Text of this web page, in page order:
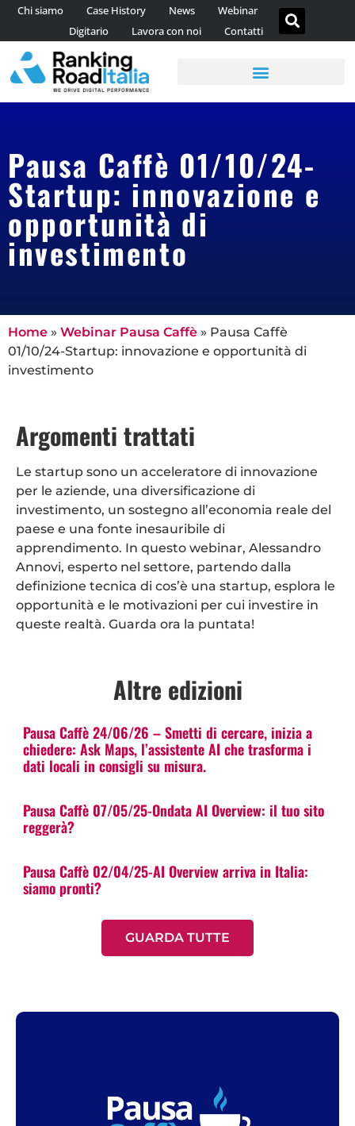
Chi siamo Case History News
Webinar
Digitario
Lavora con noi Contatti
Pausa Caffè 01/10/24-
Startup: innovazione e
opportunità di
investimento
Home » Webinar Pausa Caffè » Pausa Caffè
01/10/24-Startup: innovazione e opportunità di
investimento
Argomenti trattati
Le startup sono un acceleratore di innovazione
per le aziende, una diversificazione di
investimento, un sostegno all’economia reale del
paese e una fonte inesauribile di
apprendimento. In questo webinar, Alessandro
Annovi, esperto nel settore, partendo dalla
definizione tecnica di cos’è una startup, esplora le
opportunità e le motivazioni per cui investire in
queste realtà. Guarda ora la puntata!
Altre edizioni
Pausa Caffè 24/06/26 – Smetti di cercare, inizia a
chiedere: Ask Maps, l’assistente AI che trasforma i
dati locali in consigli su misura.
Pausa Caffè 07/05/25-Ondata AI Overview: il tuo sito
reggerà?
Pausa Caffè 02/04/25-AI Overview arriva in Italia:
siamo pronti?
GUARDA TUTTE